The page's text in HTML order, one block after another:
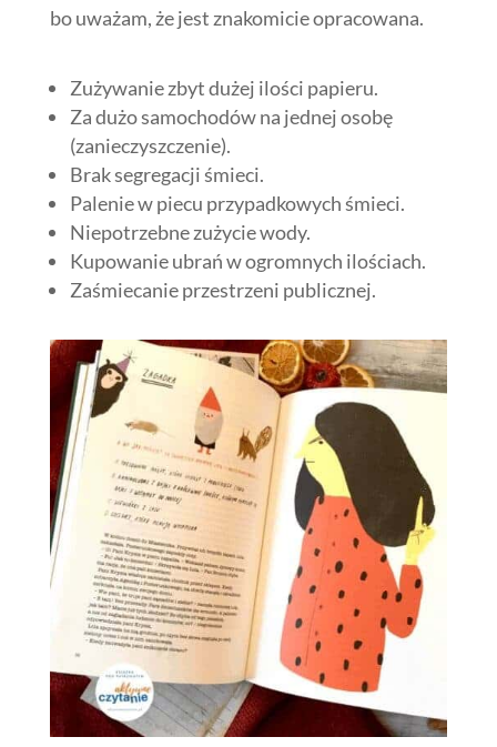
bo uważam, że jest znakomicie opracowana.
Zużywanie zbyt dużej ilości papieru.
Za dużo samochodów na jednej osobę
(zanieczyszczenie).
Brak segregacji śmieci.
Palenie w piecu przypadkowych śmieci.
Niepotrzebne zużycie wody.
Kupowanie ubrań w ogromnych ilościach.
Zaśmiecanie przestrzeni publicznej.